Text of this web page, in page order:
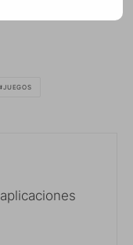
JUEGOS